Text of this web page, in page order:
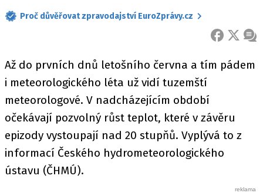
Proč důvěřovat zpravodajství EuroZprávy.cz
FACEBOOK
X
Až do prvních dnů letošního června a tím pádem
i meteorologického léta už vidí tuzemští
meteorologové. V nadcházejícím období
očekávají pozvolný růst teplot, které v závěru
epizody vystoupají nad 20 stupňů. Vyplývá to z
informací Českého hydrometeorologického
ústavu (ČHMÚ).